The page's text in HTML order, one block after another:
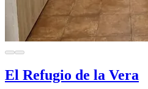
El Refugio de la Vera